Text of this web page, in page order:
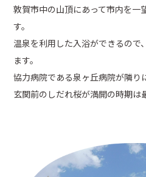
敦賀市中の山頂にあって市内を一
す。
温泉を利用した入浴ができるので
ます。
協力病院である泉ヶ丘病院が隣り
玄関前のしだれ桜が満開の時期は